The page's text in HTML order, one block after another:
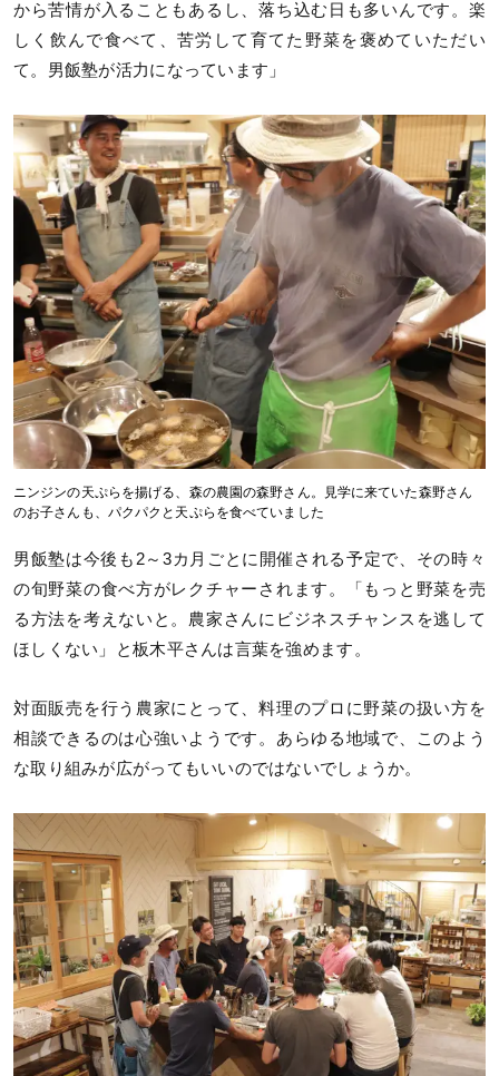
から苦情が入ることもあるし、落ち込む日も多いんです。楽
しく飲んで食べて、苦労して育てた野菜を褒めていただい
て。男飯塾が活力になっています」
ニンジンの天ぷらを揚げる、森の農園の森野さん。見学に来ていた森野さん
のお子さんも、パクパクと天ぷらを食べていました
男飯塾は今後も2～3カ月ごとに開催される予定で、その時々
の旬野菜の食べ方がレクチャーされます。「もっと野菜を売
る方法を考えないと。農家さんにビジネスチャンスを逃して
ほしくない」と板木平さんは言葉を強めます。
対面販売を行う農家にとって、料理のプロに野菜の扱い方を
相談できるのは心強いようです。あらゆる地域で、このよう
な取り組みが広がってもいいのではないでしょうか。